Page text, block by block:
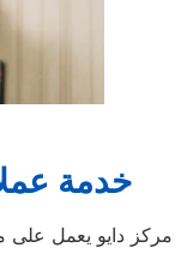
خدمة
مركز دايو يعمل على